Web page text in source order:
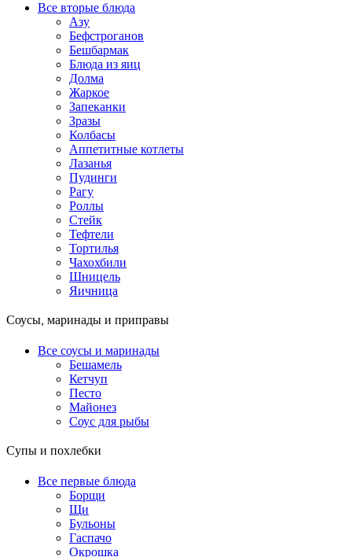
Все вторые блюда
Азу
Бефстроганов
Бешбармак
Блюда из яиц
Долма
Жаркое
Запеканки
Зразы
Колбасы
Аппетитные котлеты
Лазанья
Пудинги
Рагу
Роллы
Стейк
Тефтели
Тортилья
Чахохбили
Шницель
Яичница
Соусы, маринады и приправы
Все соусы и маринады
Бешамель
Кетчуп
Песто
Майонез
Соус для рыбы
Супы и похлебки
Все первые блюда
Борщи
Щи
Бульоны
Гаспачо
Окрошка